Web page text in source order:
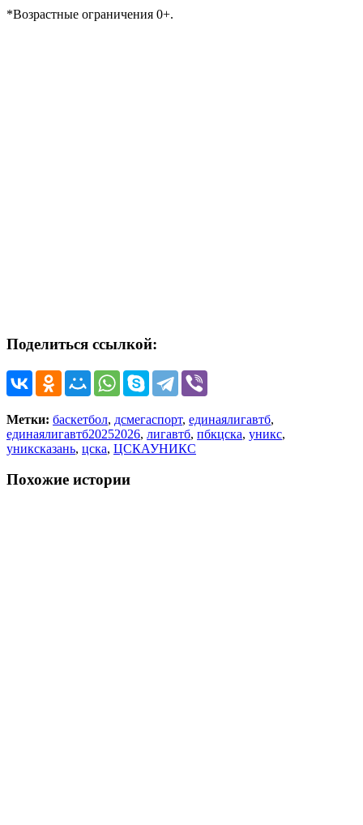
*Возрастные ограничения 0+.
Поделиться ссылкой:
Метки: баскетбол, дсмегаспорт, единаялигавтб,
единаялигавтб20252026, лигавтб, пбкцска, уникс,
униксказань, цска, ЦСКАУНИКС
Похожие истории